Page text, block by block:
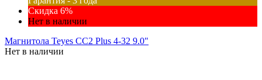
Скидка 6%
Нет в наличии
Магнитола Teyes CC2 Plus 4-32 9.0"
Нет в наличии